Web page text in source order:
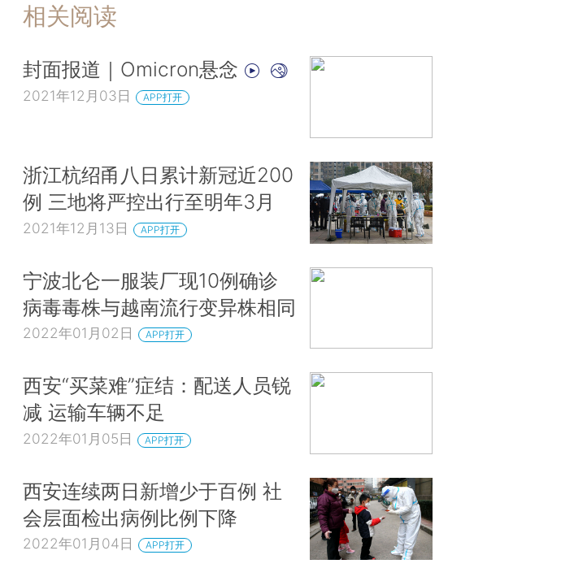
相关阅读
封面报道｜Omicron悬念
2021年12月03日 APP打开
浙江杭绍甬八日累计新冠近200
例 三地将严控出行至明年3月
2021年12月13日 APP打开
宁波北仑一服装厂现10例确诊
病毒毒株与越南流行变异株相同
2022年01月02日 APP打开
西安“买菜难”症结：配送人员锐
减 运输车辆不足
2022年01月05日 APP打开
西安连续两日新增少于百例 社
会层面检出病例比例下降
2022年01月04日 APP打开